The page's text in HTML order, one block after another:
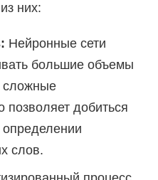
них:
Нейронные сети
большие объемы
сложные
позволяет добиться
определении
слов.